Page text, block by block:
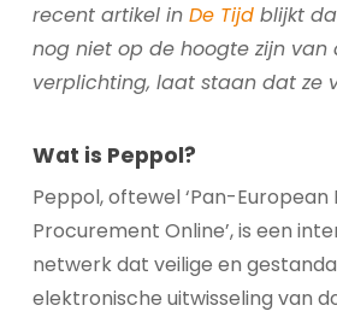
recent artikel in De Tijdblijkt
nog niet op de hoogte zijn van
verplichting, laat staan dat ze
Wat is Peppol?
Peppol, oftewel ‘Pan-European
Procurement Online’, is een
netwerk dat veilige en
elektronische uitwisseling van